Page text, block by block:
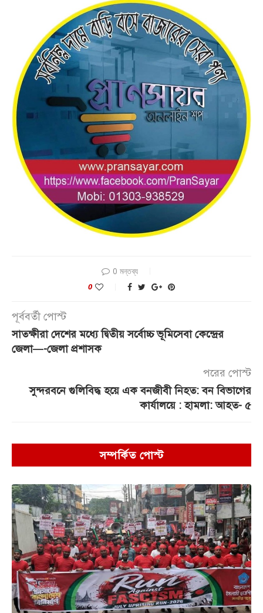
0 মন্তব্য
0
পূর্ববর্তী পোস্ট
সাতক্ষীরা দেশের মধ্যে দ্বিতীয় সর্বোচ্চ ভূমিসেবা কেন্দ্রের
জেলা—-জেলা প্রশাসক
পরের পোস্ট
সুন্দরবনে গুলিবিদ্ধ হয়ে এক বনজীবী নিহত: বন বিভাগের
কার্যালয়ে : হামলা: আহত- ৫
সম্পর্কিত পোস্ট